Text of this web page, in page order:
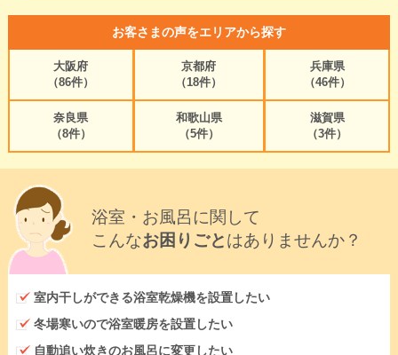
お客さまの声をエリアから探す
大阪府
（86件）
京都府
（18件）
兵庫県
（46件）
奈良県
（8件）
和歌山県
（5件）
滋賀県
（3件）
浴室・お風呂に関して
こんなお困りごとはありませんか？
室内干しができる浴室乾燥機を設置したい
冬場寒いので浴室暖房を設置したい
自動追い炊きのお風呂に変更したい